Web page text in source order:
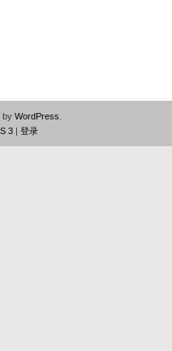
by WordPress
3 | 登录